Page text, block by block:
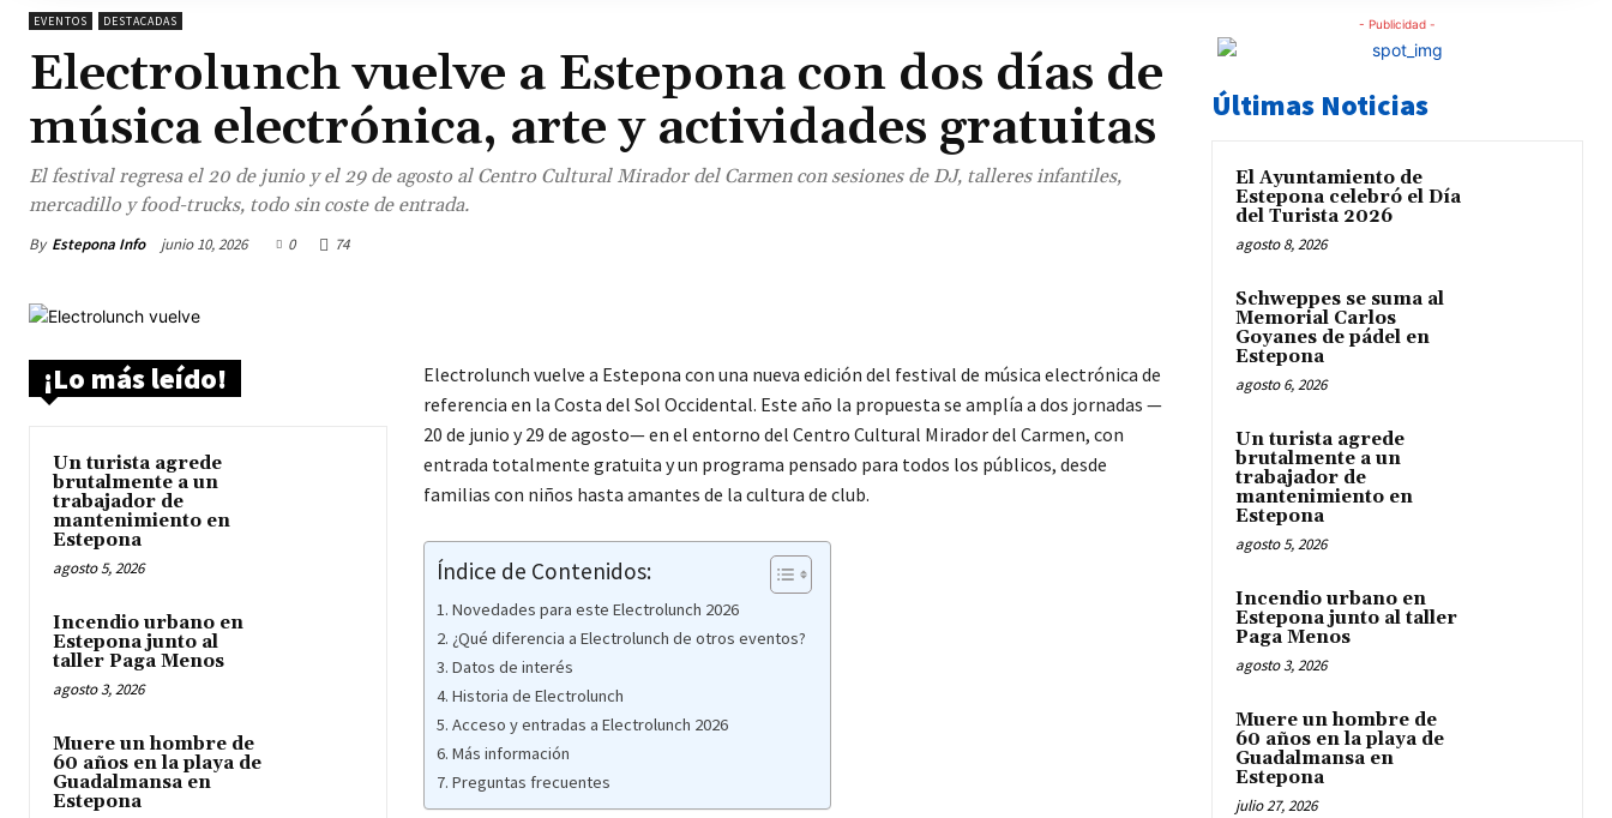
EVENTOS DESTACADAS
Electrolunch vuelve a Estepona con dos días de
música electrónica, arte y actividades gratuitas
El festival regresa el 20 de junio y el 29 de agosto al Centro Cultural Mirador del Carmen con sesiones de DJ, talleres infantiles,
mercadillo y food-trucks, todo sin coste de entrada.
By Estepona Info junio 10, 2026 0 74
¡Lo más leído!
Un turista agrede
brutalmente a un
trabajador de
mantenimiento en
Estepona
agosto 5, 2026
Incendio urbano en
Estepona junto al
taller Paga Menos
agosto 3, 2026
Muere un hombre de
60 años en la playa de
Guadalmansa en
Estepona
Electrolunch vuelve a Estepona con una nueva edición del festival de música electrónica de
referencia en la Costa del Sol Occidental. Este año la propuesta se amplía a dos jornadas —
20 de junio y 29 de agosto— en el entorno del Centro Cultural Mirador del Carmen, con
entrada totalmente gratuita y un programa pensado para todos los públicos, desde
familias con niños hasta amantes de la cultura de club.
Índice de Contenidos:
Novedades para este Electrolunch 2026
¿Qué diferencia a Electrolunch de otros eventos?
Datos de interés
Historia de Electrolunch
Acceso y entradas a Electrolunch 2026
Más información
Preguntas frecuentes
- Publicidad -
Últimas Noticias
El Ayuntamiento de
Estepona celebró el Día
del Turista 2026
agosto 8, 2026
Schweppes se suma al
Memorial Carlos
Goyanes de pádel en
Estepona
agosto 6, 2026
Un turista agrede
brutalmente a un
trabajador de
mantenimiento en
Estepona
agosto 5, 2026
Incendio urbano en
Estepona junto al taller
Paga Menos
agosto 3, 2026
Muere un hombre de
60 años en la playa de
Guadalmansa en
Estepona
julio 27, 2026